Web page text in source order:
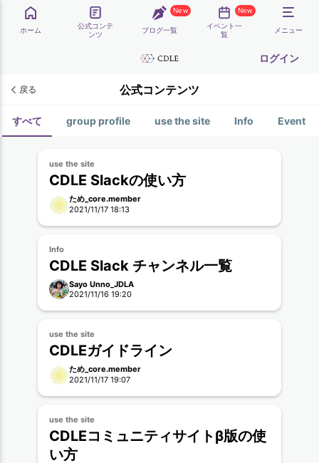
ホーム
公式コンテ
ンツ
New
ブログ一覧
New
イベント一
覧
メニュー
ログイン
戻る 公式コンテンツ
すべて group profile use the site Info Event
use the site
CDLE Slackの使い方
ため_core.member
2021/11/17 18:13
Info
CDLE Slack チャンネル一覧
Sayo Unno_JDLA
2021/11/16 19:20
use the site
CDLEガイドライン
ため_core.member
2021/11/17 19:07
use the site
CDLEコミュニティサイトβ版の使
い方